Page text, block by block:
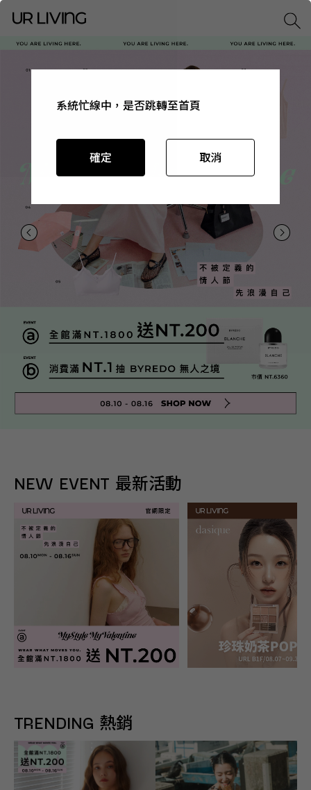
NEW EVENT 最新活動
TRENDING 熱銷
系統忙線中，是否跳轉至首頁
確定 取消
系統忙線中，是否跳轉至首頁
確定 取消
系統忙線中，是否跳轉至首頁
確定 取消
系統忙線中，是否跳轉至首頁
確定 取消